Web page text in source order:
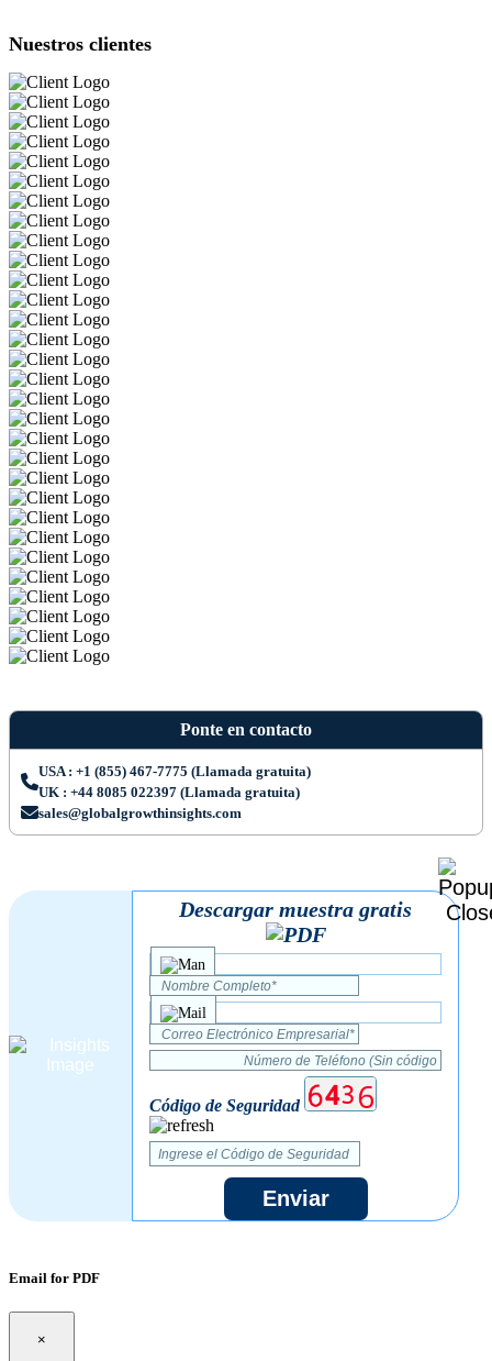
Nuestros clientes
Ponte en contacto
USA : +1 (855) 467-7775 (Llamada gratuita)
UK : +44 8085 022397 (Llamada gratuita)
sales@globalgrowthinsights.com
Descargar muestra gratis
Código de Seguridad
Enviar
Email for PDF
×